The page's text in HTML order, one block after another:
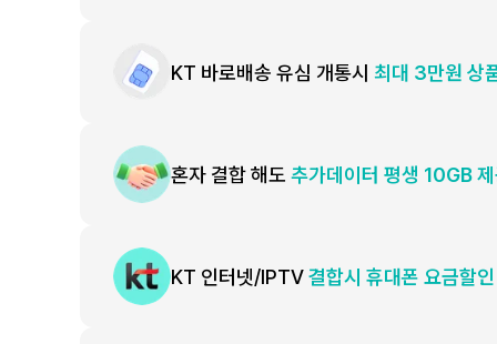
KT 바로배송 유심 개통시 최대 3만원 상
혼자 결합 해도 추가데이터 평생 10GB
KT 인터넷/IPTV결합시 휴대폰 요금할인